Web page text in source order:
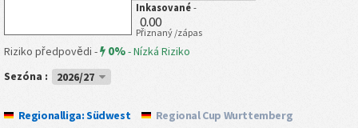
Inkasované -
0.00
Přiznaný /zápas
Riziko předpovědi - 0%-Nízká Riziko
Sezóna :
2026/27
Regionalliga: Südwest Regional Cup Wurttemberg